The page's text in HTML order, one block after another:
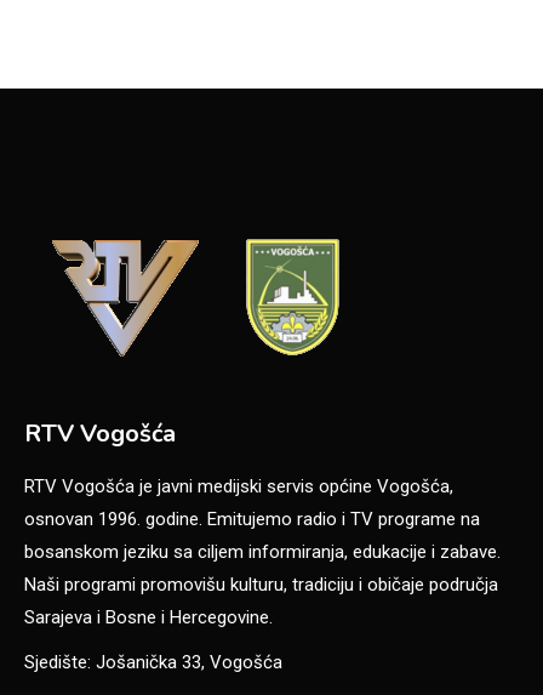
RTV Vogošća
RTV Vogošća je javni medijski servis općine Vogošća,
osnovan 1996. godine. Emitujemo radio i TV programe na
bosanskom jeziku sa ciljem informiranja, edukacije i zabave.
Naši programi promovišu kulturu, tradiciju i običaje područja
Sarajeva i Bosne i Hercegovine.
Sjedište: Jošanička 33, Vogošća